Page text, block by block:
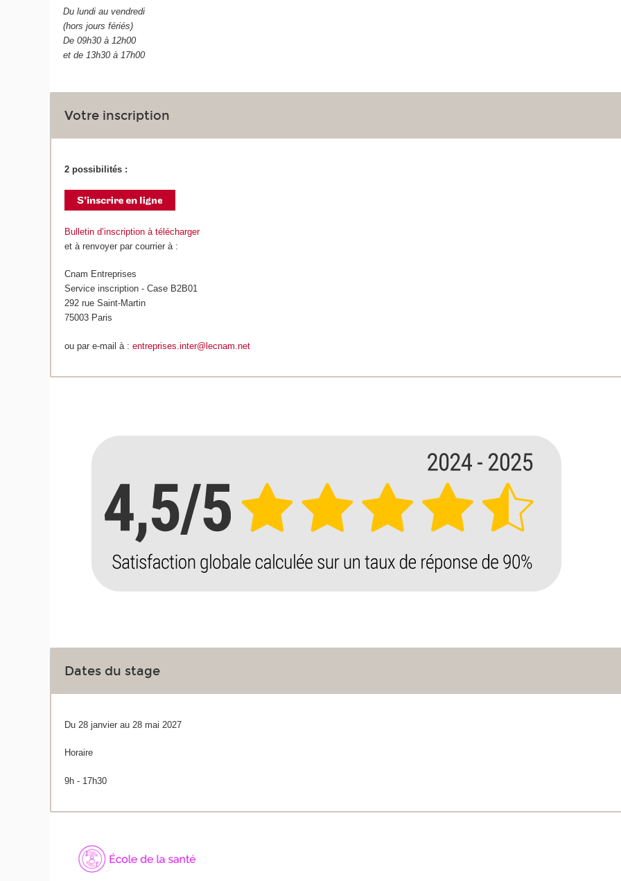
Du lundi au vendredi
(hors jours fériés)
De 09h30 à 12h00
et de 13h30 à 17h00
Votre inscription
2 possibilités :
Bulletin d’inscription à télécharger
et à renvoyer par courrier à :
Cnam Entreprises
Service inscription - Case B2B01
292 rue Saint-Martin
75003 Paris
ou par e-mail à :entreprises.inter@lecnam.net
Dates du stage
Du 28 janvier au 28 mai 2027
Horaire
9h - 17h30